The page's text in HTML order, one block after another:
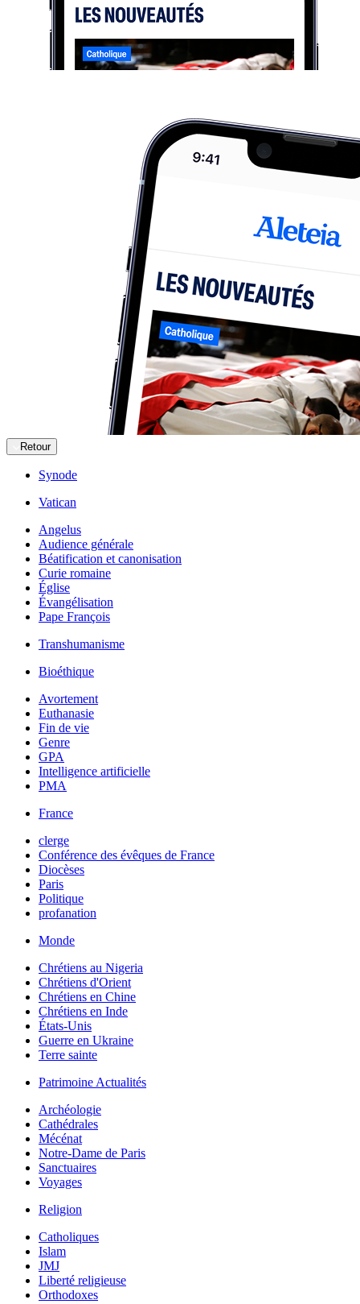
Retour
Synode
Vatican
Angelus
Audience générale
Béatification et canonisation
Curie romaine
Église
Évangélisation
Pape François
Transhumanisme
Bioéthique
Avortement
Euthanasie
Fin de vie
Genre
GPA
Intelligence artificielle
PMA
France
clerge
Conférence des évêques de France
Diocèses
Paris
Politique
profanation
Monde
Chrétiens au Nigeria
Chrétiens d'Orient
Chrétiens en Chine
Chrétiens en Inde
États-Unis
Guerre en Ukraine
Terre sainte
Patrimoine Actualités
Archéologie
Cathédrales
Mécénat
Notre-Dame de Paris
Sanctuaires
Voyages
Religion
Catholiques
Islam
JMJ
Liberté religieuse
Orthodoxes